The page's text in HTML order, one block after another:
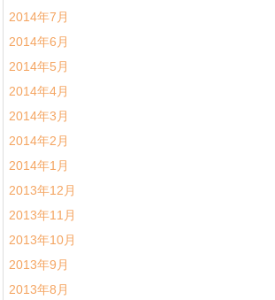
2014年7月
2014年6月
2014年5月
2014年4月
2014年3月
2014年2月
2014年1月
2013年12月
2013年11月
2013年10月
2013年9月
2013年8月